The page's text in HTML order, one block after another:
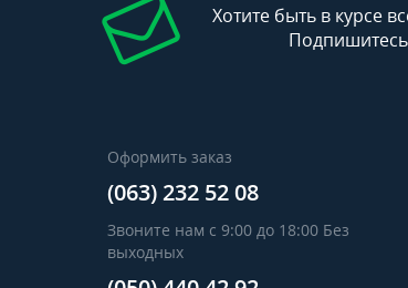
Хотите быть в курсе
Оформить заказ
(063) 232 52 08
Звоните нам с 9:00 до 18:00 Без
выходных